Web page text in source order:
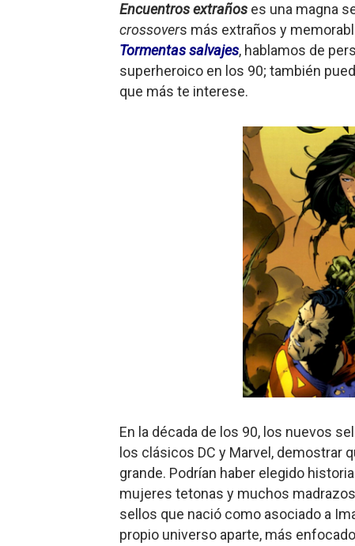
Dios es Cambio: Filosofía
Nuestra era de genocidios
Mis historias favoritas de
Gentile: Lo que debes
Definiendo: ¿Qué es el
Panorama del nuevo
Llévenmelo fuchachos: El
La falacia etimológica
Encuentros extrañoses una magna
crossovers más extraños y
Tormentas salvajes, hablamos de
superheroico en los 90; también
que más te interese.
En la década de los 90, los nuevos
los clásicos DC y Marvel, demostrar
grande. Podrían haber elegido
mujeres tetonas y muchos
sellos que nació como asociado a
propio universo aparte, más